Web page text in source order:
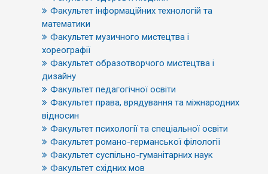
Факультет інформаційних технологій та
математики
Факультет музичного мистецтва і
хореографії
Факультет образотворчого мистецтва і
дизайну
Факультет педагогічної освіти
Факультет права, врядування та міжнародних
відносин
Факультет психології та спеціальної освіти
Факультет романо-германської філології
Факультет суспільно-гуманітарних наук
Факультет східних мов